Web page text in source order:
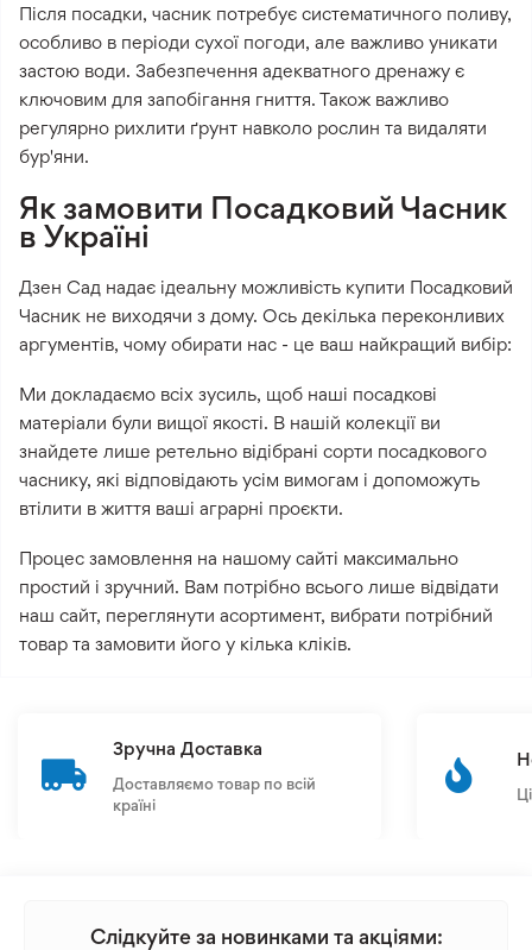
Після посадки, часник потребує систематичного поливу,
особливо в періоди сухої погоди, але важливо уникати
застою води. Забезпечення адекватного дренажу є
ключовим для запобігання гниття. Також важливо
регулярно рихлити ґрунт навколо рослин та видаляти
бур'яни.
Як замовити Посадковий Часник
в Україні
Дзен Сад надає ідеальну можливість купити Посадковий
Часник не виходячи з дому. Ось декілька переконливих
аргументів, чому обирати нас - це ваш найкращий вибір:
Ми докладаємо всіх зусиль, щоб наші посадкові
матеріали були вищої якості. В нашій колекції ви
знайдете лише ретельно відібрані сорти посадкового
часнику, які відповідають усім вимогам і допоможуть
втілити в життя ваші аграрні проєкти.
Процес замовлення на нашому сайті максимально
простий і зручний. Вам потрібно всього лише відвідати
наш сайт, переглянути асортимент, вибрати потрібний
товар та замовити його у кілька кліків.
Зручна Доставка
Доставляємо товар по всій
країні
Слідкуйте за новинками та акціями: